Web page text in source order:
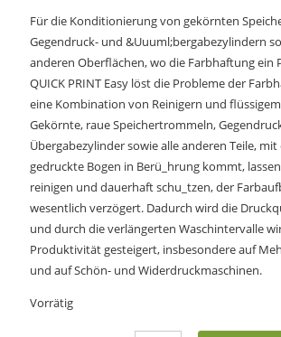
Für die Konditionierung von gekörnten
Gegendruck- und &Uuuml;bergabezylindern
anderen Oberflächen, wo die Farbhaftung ein
QUICK PRINT Easy löst die Probleme der
eine Kombination von Reinigern und
Gekörnte, raue Speichertrommeln,
Übergabezylinder sowie alle anderen Teile,
gedruckte Bogen in Berü_hrung kommt,
reinigen und dauerhaft schu_tzen, der
wesentlich verzögert. Dadurch wird die
und durch die verlängerten Waschintervalle
Produktivität gesteigert, insbesondere auf
und auf Schön- und Widerdruckmaschinen.
Vorrätig